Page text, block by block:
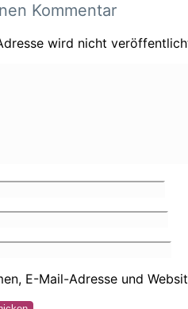
Kommentar
wird nicht
E-Mail-Adresse und